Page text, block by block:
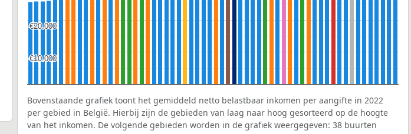
€10.000
€10.000
€20.000
€20.000
Bovenstaande grafiek toont het gemiddeld netto belastbaar inkomen per aangifte in 2022
per gebied in België. Hierbij zijn de gebieden van laag naar hoog gesorteerd op de hoogte
van het inkomen. De volgende gebieden worden in de grafiek weergegeven: 38 buurten